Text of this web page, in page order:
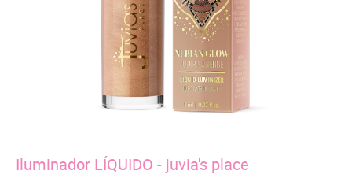
Iluminador LÍQUIDO - juvia's place